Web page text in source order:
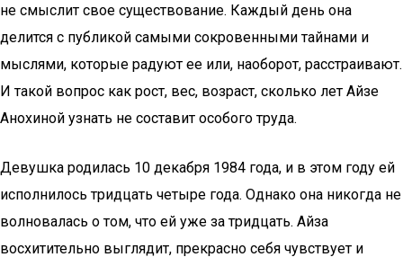
не смыслит свое существование. Каждый день она
делится с публикой самыми сокровенными тайнами и
мыслями, которые радуют ее или, наоборот, расстраивают.
И такой вопрос как рост, вес, возраст, сколько лет Айзе
Анохиной узнать не составит особого труда.
Девушка родилась 10 декабря 1984 года, и в этом году ей
исполнилось тридцать четыре года. Однако она никогда не
волновалась о том, что ей уже за тридцать. Айза
восхитительно выглядит, прекрасно себя чувствует и